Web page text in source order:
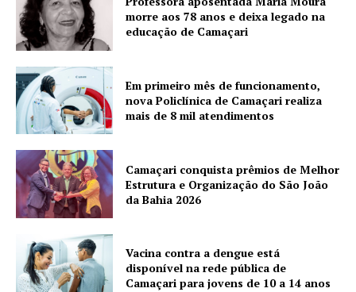
morre aos 78 anos e deixa legado na
educação de Camaçari
Em primeiro mês de funcionamento,
nova Policlínica de Camaçari realiza
mais de 8 mil atendimentos
Camaçari conquista prêmios de Melhor
Estrutura e Organização do São João
da Bahia 2026
Vacina contra a dengue está
disponível na rede pública de
Camaçari para jovens de 10 a 14 anos